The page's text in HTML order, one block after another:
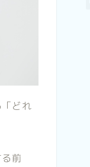
どれ
前